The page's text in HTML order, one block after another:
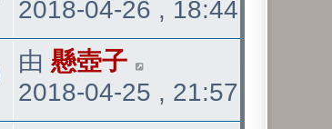
看
後
發
表
2018-04-26 , 18:44
觀最
後
由 懸壺子
2018-04-25 , 21:57